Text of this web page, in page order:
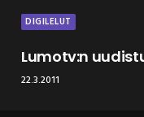
DIGILELUT
Lumotv:n
22.3.2011